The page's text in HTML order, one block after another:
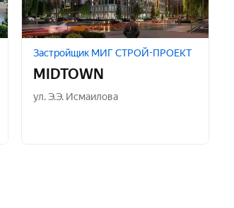
Застройщик МИГ СТРОЙ-ПРОЕКТ
MIDTOWN
ул. Э.Э. Исмаилова